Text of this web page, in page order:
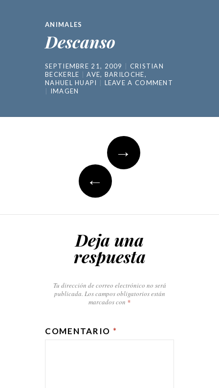
ANIMALES
Descanso
SEPTIEMBRE 21, 2009
CRISTIAN
BECKERLE
AVE, BARILOCHE,
NAHUEL HUAPI
LEAVE A COMMENT
IMAGEN
navigation
→
←
Deja una
respuesta
Tu dirección de correo electrónico no será
publicada. Los campos obligatorios están
marcados con *
COMENTARIO *